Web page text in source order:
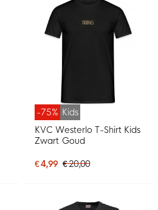
-75% Kids
KVC Westerlo T-Shirt Kids
Zwart Goud
€ 4,99 € 20,00